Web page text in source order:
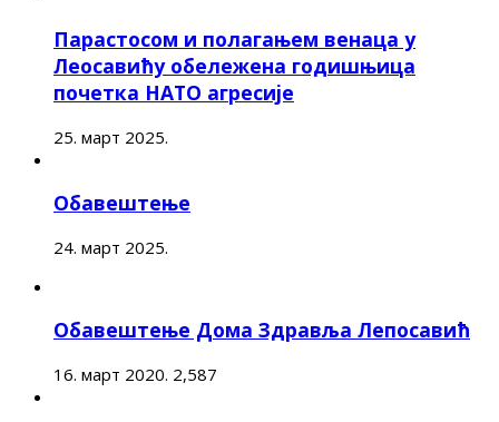
Парастосом и полагањем венаца у
Леосавићу обележена годишњица
почетка НАТО агресије
25. март 2025.
Обавештење
24. март 2025.
Обавештење Дома Здравља Лепосавић
16. март 2020. 2,587